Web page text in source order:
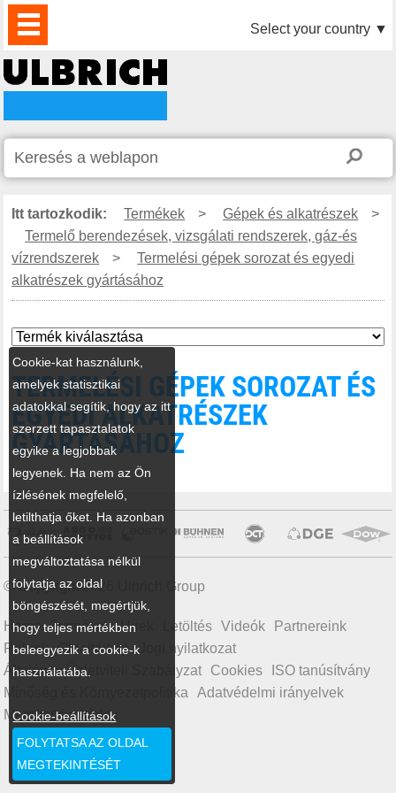
TERMÉKEK
HÍREK
LETÖLTÉS
VIDEÓK
PARTNEREINK
RÓLUNK
KAPCSOLAT Select your country ▼
Itt tartozkodik: Termékek > Gépek és alkatrészek
>
Termelő berendezések, vizsgálati rendszerek, gáz-és
vízrendszerek
>
Termelési gépek sorozat és egyedi
alkatrészek gyártásához
TERMELÉSI GÉPEK SOROZAT ÉS
EGYEDI ALKATRÉSZEK
GYÁRTÁSÁHOZ
© Copyright 2026 Ulbrich Group
Home Termékek Hírek Letöltés Videók
Partnereink
Rólunk Oldaltérkép Jogi nyilatkozat
Általános Üzletviteli Szabályzat
Cookies
ISO tanúsítvány
Minőség és Környezetpolitika
Adatvédelmi irányelvek
Magatartási kódex
Cookie-kat használunk,
amelyek statisztikai
adatokkal segítik, hogy az itt
szerzett tapasztalatok
egyike a legjobbak
legyenek. Ha nem az Ön
ízlésének megfelelő,
letilthatja őket. Ha azonban
a beállítások
megváltoztatása nélkül
folytatja az oldal
böngészését, megértjük,
hogy teljes mértékben
beleegyezik a cookie-k
használatába.
Cookie-beállítások
FOLYTATSA AZ OLDAL
MEGTEKINTÉSÉT